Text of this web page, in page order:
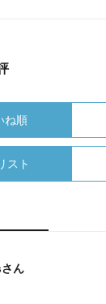
ね順
スト
ん